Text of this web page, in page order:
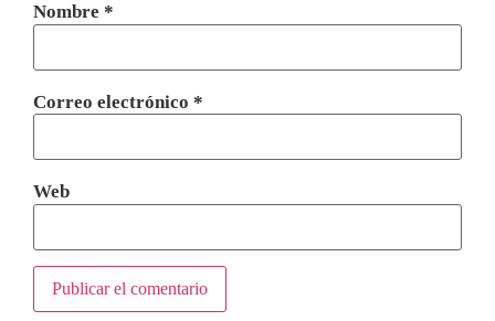
Nombre *
Correo electrónico *
Web